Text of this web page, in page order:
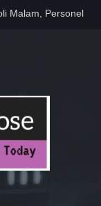
Malam, Personel
Basketball
Wadah
Muda